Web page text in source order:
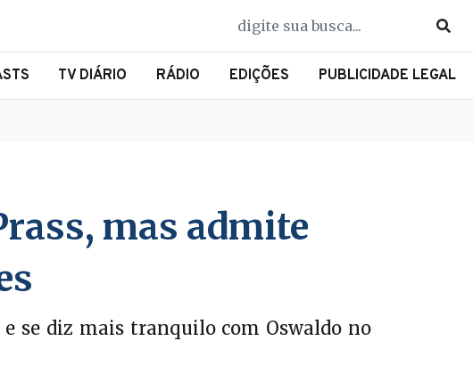
TV DIÁRIO RÁDIO EDIÇÕES PUBLICIDADE LEGAL
mas admite
se diz mais tranquilo com Oswaldo no